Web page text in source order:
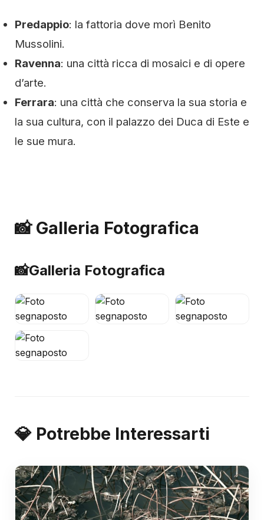
Predappio: la fattoria dove morì Benito
Mussolini.
Ravenna: una città ricca di mosaici e di opere
d’arte.
Ferrara: una città che conserva la sua storia e
la sua cultura, con il palazzo dei Duca di Este e
le sue mura.
📸 Galleria Fotografica
📸Galleria Fotografica
💎 Potrebbe Interessarti